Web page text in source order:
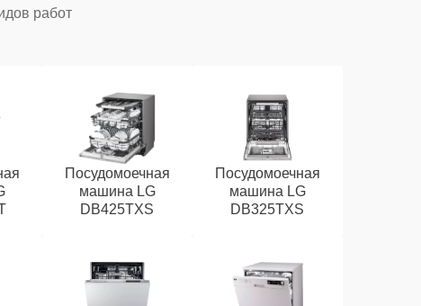
работ
Посудомоечная
машина LG
DB425TXS
Посудомоечная
машина LG
DB325TXS